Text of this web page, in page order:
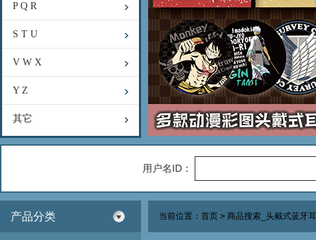
P Q R
S T U
V W X
Y Z
其它
用户名ID：
产品分类 当前位置： 首页 > 商品搜索_头戴式蓝牙